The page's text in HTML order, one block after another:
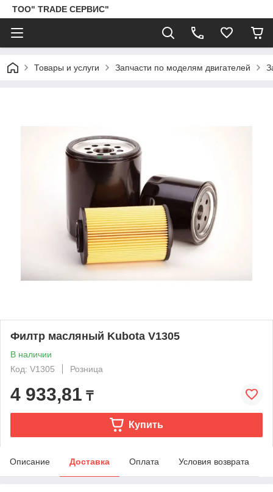
ТОО" TRADE СЕРВИС"
Товары и услуги Запчасти по моделям двигателей
Филтр масляный Kubota V1305
В наличии
Код: V1305
Розница
4 933,81 ₸
Купить
Описание Доставка Оплата Условия возврата